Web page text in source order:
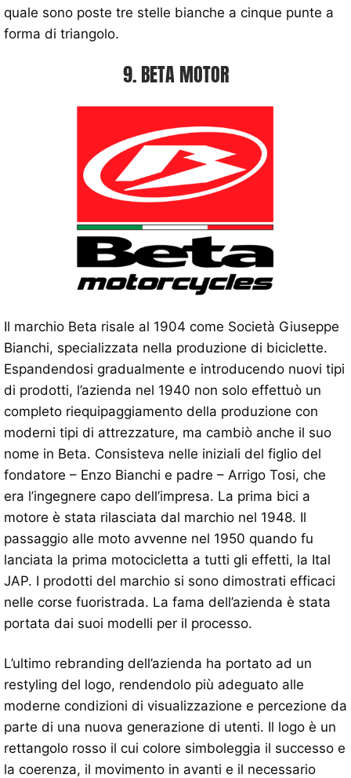
quale sono poste tre stelle bianche a cinque punte a
forma di triangolo.
9. BETA MOTOR
Il marchio Beta risale al 1904 come Società Giuseppe
Bianchi, specializzata nella produzione di biciclette.
Espandendosi gradualmente e introducendo nuovi tipi
di prodotti, l’azienda nel 1940 non solo effettuò un
completo riequipaggiamento della produzione con
moderni tipi di attrezzature, ma cambiò anche il suo
nome in Beta. Consisteva nelle iniziali del figlio del
fondatore – Enzo Bianchi e padre – Arrigo Tosi, che
era l’ingegnere capo dell’impresa. La prima bici a
motore è stata rilasciata dal marchio nel 1948. Il
passaggio alle moto avvenne nel 1950 quando fu
lanciata la prima motocicletta a tutti gli effetti, la Ital
JAP. I prodotti del marchio si sono dimostrati efficaci
nelle corse fuoristrada. La fama dell’azienda è stata
portata dai suoi modelli per il processo.
L’ultimo rebranding dell’azienda ha portato ad un
restyling del logo, rendendolo più adeguato alle
moderne condizioni di visualizzazione e percezione da
parte di una nuova generazione di utenti. Il logo è un
rettangolo rosso il cui colore simboleggia il successo e
la coerenza, il movimento in avanti e il necessario